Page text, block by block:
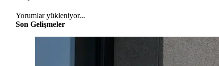
Yorumlar yükleniyor...
Son Gelişmeler